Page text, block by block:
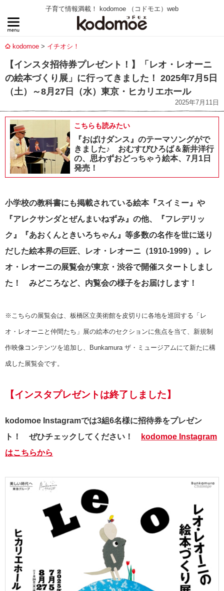
子育て情報満載！ kodomoe （コドモエ）web
kodomoe イチオシ！
【インスタ招待券プレゼント！】「レオ・レオーニ
の絵本づくり展」に行ってきました！ 2025年7月5日
（土）～8月27日（水）東京・ヒカリエホール
2025年7月11日
こちらも読みたい
『おばけダンス』のテーマソングがで
きました♪ おむすびひろば＆新井洋行
の、思わずおどっちゃう絵本、7月1日
発売！
小学校の教科書にも掲載されている絵本『スイミー』や
『アレクサンダとぜんまいねずみ』の他、『フレデリッ
ク』『あおくんときいろちゃん』等多数の名作を世に送り
だした絵本界の巨匠、レオ・レオーニ（1910‐1999）。レ
オ・レオーニの展覧会が東京・渋谷で開催スタートしまし
た！ みどころなど、内覧会の様子をお届けします！
※こちらの展覧会は、板橋区立美術館を皮切りに各地を巡回する「レ
オ・レオーニと仲間たち」展の絵本のセクションに焦点を当て、新規制
作映像コンテンツを追加し、Bunkamura ザ・ミュージアムにて新たに構
成した展覧会です。
【インスタプレゼントは終了しました】
kodomoe Instagramでは3組6名様に招待券をプレゼン
ト！ ぜひチェックしてください！
kodomoe Instagram
はこちらから